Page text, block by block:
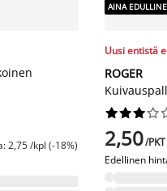
2,75 /kpl (-18%)
AINA
Uusi entistä
ROGER





2,50/PKT
Edellinen